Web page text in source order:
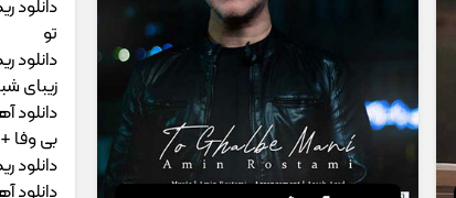
تو
دانلود
زیبای
دانلود
بی وفا
دانلود